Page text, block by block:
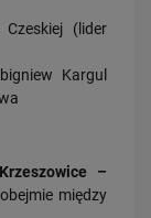
(lider
Kargul
Krzeszowice –
między
S.A.